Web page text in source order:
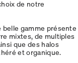
de notre
gamme présente
mixtes, de multiples
que des halos
et organique.